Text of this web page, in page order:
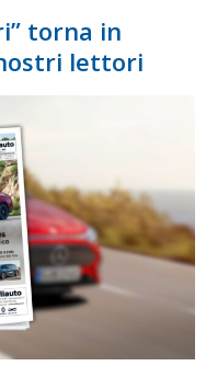
torna in
lettori